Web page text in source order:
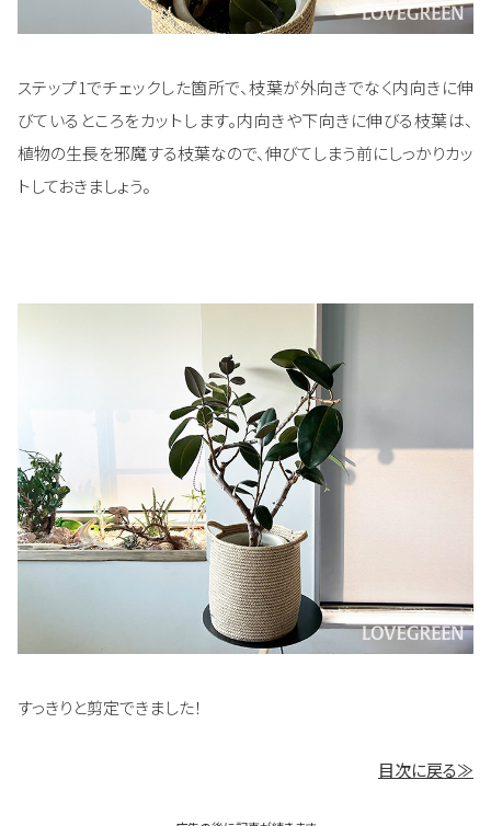
ステップ1でチェックした箇所で、枝葉が外向きでなく内向きに伸
びているところをカットします。内向きや下向きに伸びる枝葉は、
植物の生長を邪魔する枝葉なので、伸びてしまう前にしっかりカッ
トしておきましょう。
すっきりと剪定できました！
目次に戻る≫